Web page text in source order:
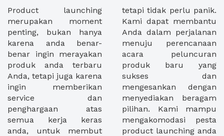
Product launching
merupakan moment
penting, bukan hanya
karena anda benar-
benar ingin merayakan
produk anda terbaru
Anda, tetapi juga karena
ingin memberikan
service dan
penghargaan atas
semua kerja keras
anda, untuk membut
tetapi tidak perlu panik.
Kami dapat membantu
Anda dalam perjalanan
menuju perencanaan
acara peluncuran
produk baru yang
sukses dan
mengesankan dengan
menyediakan beragam
pilihan. Kami mampu
mengakomodasi pesta
product launching anda